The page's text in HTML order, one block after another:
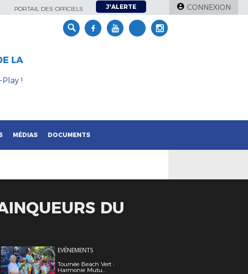
PORTAIL DES OFFICIELS J'ALERTE CONNEXION
LA
Play !
MÉDIAS DOCUMENTS
DU
EVÉNEMENTS
Tournée Beach Vert :
Harmonie Mutu...